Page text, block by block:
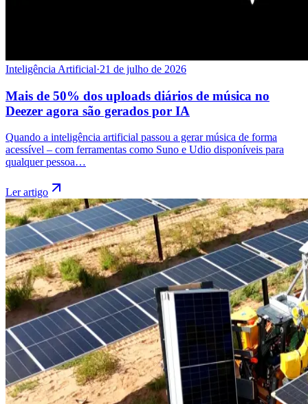
Inteligência Artificial·21 de julho de 2026
Mais de 50% dos uploads diários de música no
Deezer agora são gerados por IA
Quando a inteligência artificial passou a gerar música de forma
acessível – com ferramentas como Suno e Udio disponíveis para
qualquer pessoa…
Ler artigo